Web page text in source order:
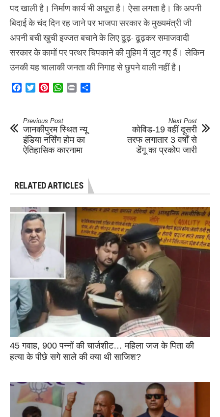
पद खाली है। निर्माण कार्य भी अधूरा है। ऐसा लगता है। कि अपनी
बिदाई के चंद दिन रह जाने पर भाजपा सरकार के मुख्यमंत्री जी
अपनी बची खुची इज्जत बचाने के लिए ढूढ़- ढूढ़कर समाजवादी
सरकार के कामों पर पत्थर चिपकाने की मुहिम में जुट गए हैं। लेकिन
उनकी यह चालाकी जनता की निगाह से छुपने वाली नहीं है।
Facebook
TwitterPinterestWhatsApp
Print
Previous Post
जानकीपुरम स्थित न्यू
इंडिया नर्सिंग होम का
ऐतिहासिक कारनामा
Next Post
कोविड-19 वहीं दूसरी
तरफ लगातार 3 वर्षों से
डेंगू का प्रकोप जारी
RELATED ARTICLES
45 गवाह, 900 पन्नों की चार्जशीट… महिला जज के पिता की
हत्या के पीछे सगे साले की क्या थी साजिश?